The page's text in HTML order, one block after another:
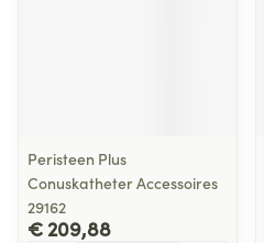
Peristeen Plus
Conuskatheter Accessoires
29162
€ 209,88